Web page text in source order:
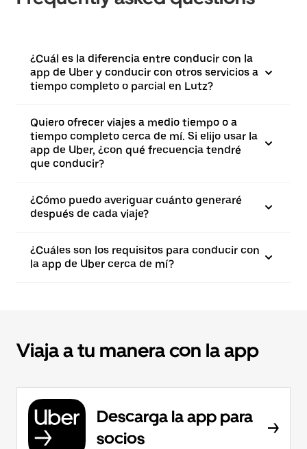
¿Cuál es la diferencia entre conducir con la
app de Uber y conducir con otros servicios a
tiempo completo o parcial en Lutz?
Quiero ofrecer viajes a medio tiempo o a
tiempo completo cerca de mí. Si elijo usar la
app de Uber, ¿con qué frecuencia tendré
que conducir?
¿Cómo puedo averiguar cuánto generaré
después de cada viaje?
¿Cuáles son los requisitos para conducir con
la app de Uber cerca de mí?
Viaja a tu manera con la app
Descarga la app para
socios